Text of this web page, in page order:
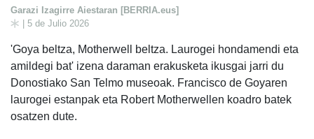
Garazi Izagirre Aiestaran [BERRIA.eus]
| 5 de Julio 2026
'Goya beltza, Motherwell beltza. Laurogei hondamendi eta
amildegi bat' izena daraman erakusketa ikusgai jarri du
Donostiako San Telmo museoak. Francisco de Goyaren
laurogei estanpak eta Robert Motherwellen koadro batek
osatzen dute.